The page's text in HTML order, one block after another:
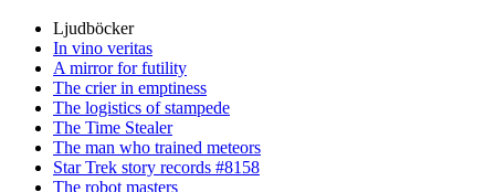
Ljudböcker
In vino veritas
A mirror for futility
The crier in emptiness
The logistics of stampede
The Time Stealer
The man who trained meteors
Star Trek story records #8158
The robot masters